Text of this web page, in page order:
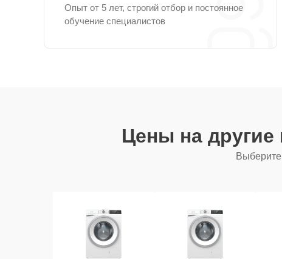
Опыт от 5 лет, строгий отбор и постоянное
обучение специалистов
Цены на
Выберите